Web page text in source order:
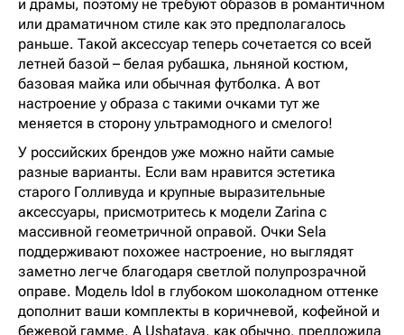
и драмы, поэтому не требуют образов в романтичном
или драматичном стиле как это предполагалось
раньше. Такой аксессуар теперь сочетается со всей
летней базой – белая рубашка, льняной костюм,
базовая майка или обычная футболка. А вот
настроение у образа с такими очками тут же
меняется в сторону ультрамодного и смелого!
У российских брендов уже можно найти самые
разные варианты. Если вам нравится эстетика
старого Голливуда и крупные выразительные
аксессуары, присмотритесь к модели Zarina с
массивной геометричной оправой. Очки Sela
поддерживают похожее настроение, но выглядят
заметно легче благодаря светлой полупрозрачной
оправе. Модель Idol в глубоком шоколадном оттенке
дополнит ваши комплекты в коричневой, кофейной и
бежевой гамме. А Ushatava, как обычно, предложила